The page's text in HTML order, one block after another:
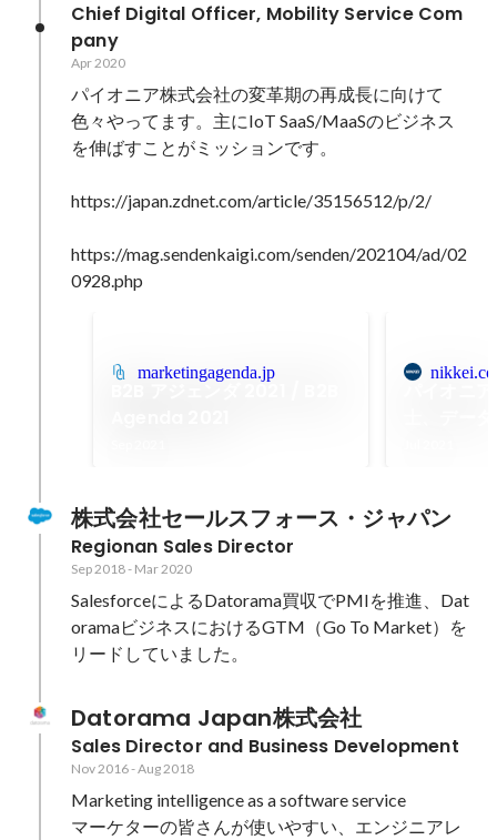
Chief Digital Officer, Mobility Service Com
pany
Apr 2020
パイオニア株式会社の変革期の再成長に向けて
色々やってます。主にIoT SaaS/MaaSのビジネス
を伸ばすことがミッションです。
https://japan.zdnet.com/article/35156512/p/2/
https://mag.sendenkaigi.com/senden/202104/ad/02
0928.php
marketingagenda.jp
株式会社セールスフォース・ジャパン
Regionan Sales Director
Sep 2018- Mar 2020
SalesforceによるDatorama買収でPMIを推進、Dat
oramaビジネスにおけるGTM（Go To Market）を
リードしていました。
Datorama Japan株式会社
Sales Director and Business Development
Nov 2016-Aug 2018
Marketing intelligence as a software service
マーケターの皆さんが使いやすい、エンジニアレ